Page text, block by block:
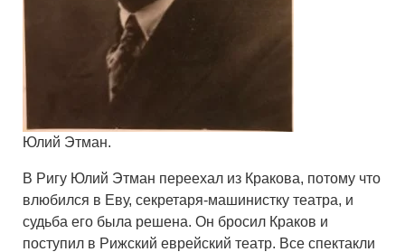
Юлий Этман.
В Ригу Юлий Этман переехал из Кракова, потому что
влюбился в Еву, секретаря-машинистку театра, и
судьба его была решена. Он бросил Краков и
поступил в Рижский еврейский театр. Все спектакли